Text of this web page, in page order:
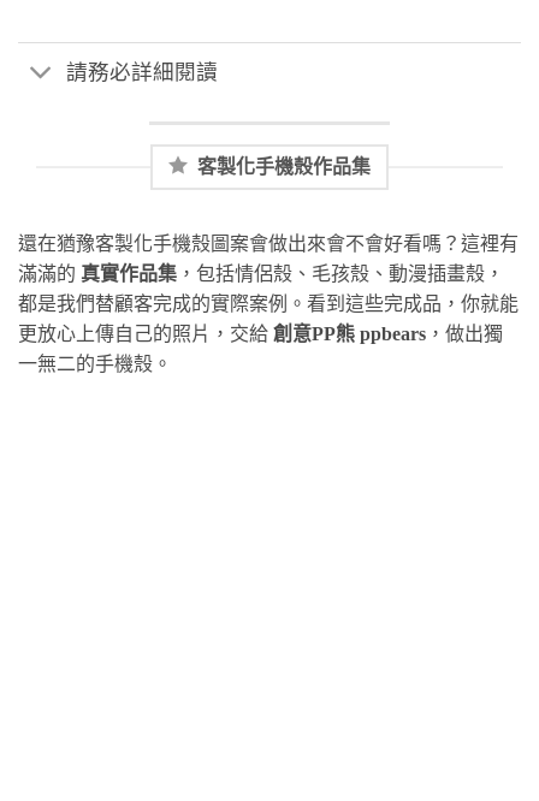
請務必詳細閱讀
客製化手機殼作品集
還在猶豫客製化手機殼圖案會做出來會不會好看嗎？這裡有
滿滿的 真實作品集 ，包括情侶殼、毛孩殼、動漫插畫殼，
都是我們替顧客完成的實際案例。看到這些完成品，你就能
更放心上傳自己的照片，交給 創意PP熊 ppbears ，做出獨
一無二的手機殼。